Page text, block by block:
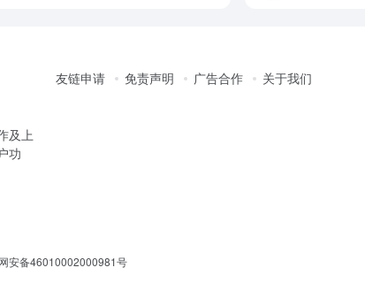
及上
功
友链申请 免责声明 广告合作 关于我们
安备46010002000981号